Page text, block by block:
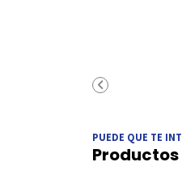
PUEDE QUE TE